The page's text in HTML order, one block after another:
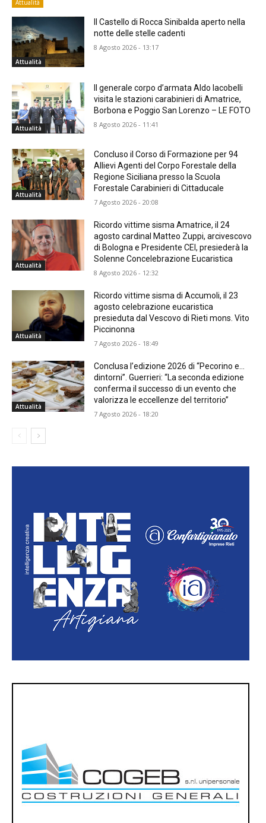
Attualità
Attualità
Il Castello di Rocca Sinibalda aperto nella
notte delle stelle cadenti
8 Agosto 2026 - 13:17
Attualità
Il generale corpo d’armata Aldo Iacobelli
visita le stazioni carabinieri di Amatrice,
Borbona e Poggio San Lorenzo – LE FOTO
8 Agosto 2026 - 11:41
Attualità
Concluso il Corso di Formazione per 94
Allievi Agenti del Corpo Forestale della
Regione Siciliana presso la Scuola
Forestale Carabinieri di Cittaducale
7 Agosto 2026 - 20:08
Attualità
Ricordo vittime sisma Amatrice, il 24
agosto cardinal Matteo Zuppi, arcivescovo
di Bologna e Presidente CEI, presiederà la
Solenne Concelebrazione Eucaristica
8 Agosto 2026 - 12:32
Attualità
Ricordo vittime sisma di Accumoli, il 23
agosto celebrazione eucaristica
presieduta dal Vescovo di Rieti mons. Vito
Piccinonna
7 Agosto 2026 - 18:49
Attualità
Conclusa l’edizione 2026 di “Pecorino e…
dintorni”. Guerrieri: “La seconda edizione
conferma il successo di un evento che
valorizza le eccellenze del territorio”
7 Agosto 2026 - 18:20